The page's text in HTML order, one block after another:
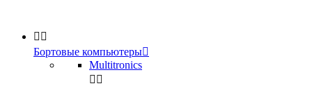
 
Бортовые компьютеры
Multitronics
 